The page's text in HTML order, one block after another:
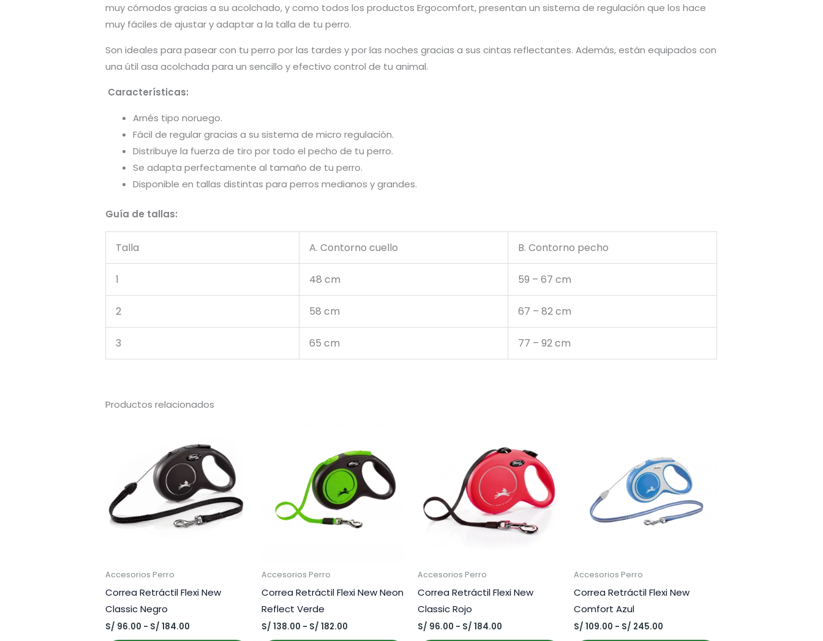
muy cómodos gracias a su acolchado, y como todos los productos Ergocomfort, presentan un sistema de regulación que los hace
muy fáciles de ajustar y adaptar a la talla de tu perro.
Son ideales para pasear con tu perro por las tardes y por las noches gracias a sus cintas reflectantes. Además, están equipados con
una útil asa acolchada para un sencillo y efectivo control de tu animal.
Características:
Arnés tipo noruego.
Fácil de regular gracias a su sistema de micro regulación.
Distribuye la fuerza de tiro por todo el pecho de tu perro.
Se adapta perfectamente al tamaño de tu perro.
Disponible en tallas distintas para perros medianos y grandes.
Guía de tallas:
Talla A. Contorno cuello B. Contorno pecho
1 48 cm 59 – 67 cm
2 58 cm 67 – 82 cm
3 65 cm 77 – 92 cm
Productos relacionados
Accesorios Perro
Correa Retráctil Flexi New
Classic Negro
S/ 96.00 - S/ 184.00
Accesorios Perro
Correa Retráctil Flexi New Neon
Reflect Verde
S/ 138.00 - S/ 182.00
Accesorios Perro
Correa Retráctil Flexi New
Classic Rojo
S/ 96.00 - S/ 184.00Rango
Accesorios Perro
Correa Retráctil Flexi New
Comfort Azul
S/ 109.00 - S/ 245.00Rango